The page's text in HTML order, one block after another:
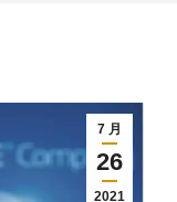
7 月
26
2021